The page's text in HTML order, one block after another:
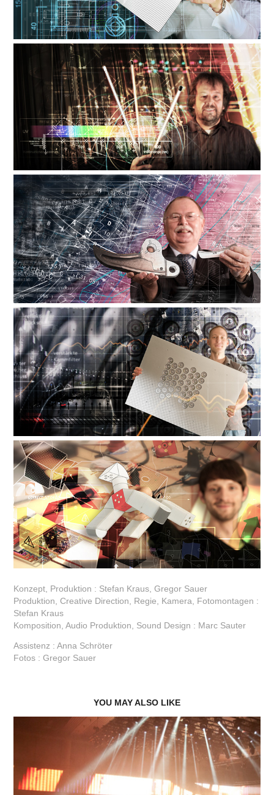
Konzept, Produktion : Stefan Kraus, Gregor Sauer
Produktion, Creative Direction, Regie, Kamera, Fotomontagen :
Stefan Kraus
Komposition, Audio Produktion, Sound Design : Marc Sauter
Assistenz : Anna Schröter
Fotos : Gregor Sauer
YOU MAY ALSO LIKE